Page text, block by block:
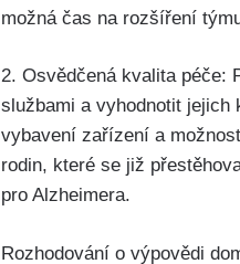
možná čas na rozšíření
2. Osvědčená kvalita péče:
službami a vyhodnotit
vybavení zařízení a
rodin, které se již
pro Alzheimera.
Rozhodování o výpovědi